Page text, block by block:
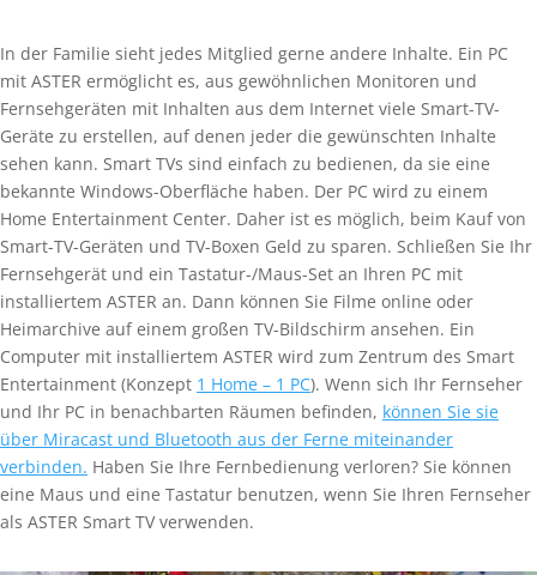
In der Familie sieht jedes Mitglied gerne andere Inhalte. Ein PC
mit ASTER ermöglicht es, aus gewöhnlichen Monitoren und
Fernsehgeräten mit Inhalten aus dem Internet viele Smart-TV-
Geräte zu erstellen, auf denen jeder die gewünschten Inhalte
sehen kann. Smart TVs sind einfach zu bedienen, da sie eine
bekannte Windows-Oberfläche haben. Der PC wird zu einem
Home Entertainment Center. Daher ist es möglich, beim Kauf von
Smart-TV-Geräten und TV-Boxen Geld zu sparen. Schließen Sie Ihr
Fernsehgerät und ein Tastatur-/Maus-Set an Ihren PC mit
installiertem ASTER an. Dann können Sie Filme online oder
Heimarchive auf einem großen TV-Bildschirm ansehen. Ein
Computer mit installiertem ASTER wird zum Zentrum des Smart
Entertainment (Konzept 1 Home – 1 PC). Wenn sich Ihr Fernseher
und Ihr PC in benachbarten Räumen befinden, können Sie sie
über Miracast und Bluetooth aus der Ferne miteinander
verbinden. Haben Sie Ihre Fernbedienung verloren? Sie können
eine Maus und eine Tastatur benutzen, wenn Sie Ihren Fernseher
als ASTER Smart TV verwenden.